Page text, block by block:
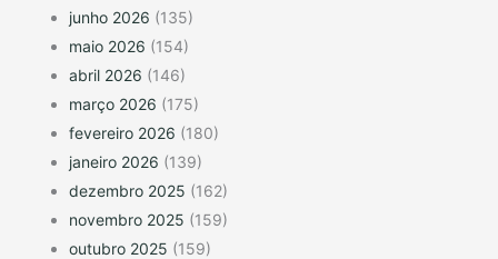
junho 2026 (135)
maio 2026 (154)
abril 2026 (146)
março 2026 (175)
fevereiro 2026 (180)
janeiro 2026 (139)
dezembro 2025 (162)
novembro 2025 (159)
outubro 2025 (159)